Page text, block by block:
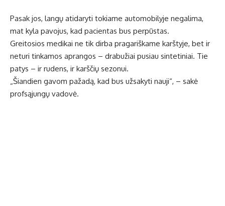
Pasak jos, langų atidaryti tokiame automobilyje negalima,
mat kyla pavojus, kad pacientas bus perpūstas.
Greitosios medikai ne tik dirba pragariškame karštyje, bet ir
neturi tinkamos aprangos – drabužiai pusiau sintetiniai. Tie
patys – ir rudens, ir karščių sezonui.
„Šiandien gavom pažadą, kad bus užsakyti nauji“, – sakė
profsąjungų vadovė.